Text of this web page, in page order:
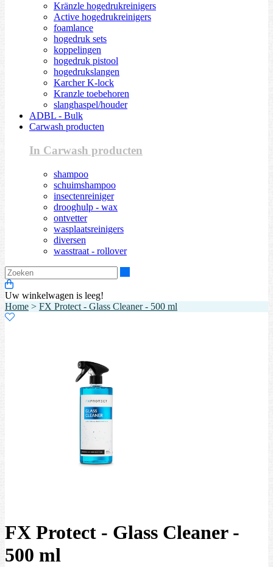
Kränzle hogedrukreinigers
Active hogedrukreinigers
foamlance
hogedruk sets
koppelingen
hogedruk pistool
hogedrukslangen
Karcher K-lock
Kranzle toebehoren
slanghaspel/houder
ADBL - Bulk
Carwash producten
In Carwash producten
shampoo
schuimshampoo
insectenreiniger
drooghulp - wax
ontvetter
wasplaatsreinigers
diversen
wasstraat - rollover
Uw winkelwagen is leeg!
Home > FX Protect - Glass Cleaner - 500 ml
FX Protect - Glass Cleaner -
500 ml